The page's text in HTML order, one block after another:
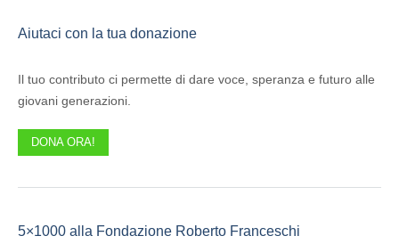
Aiutaci con la tua donazione
Il tuo contributo ci permette di dare voce, speranza e futuro alle
giovani generazioni.
DONA ORA!
5×1000 alla Fondazione Roberto Franceschi